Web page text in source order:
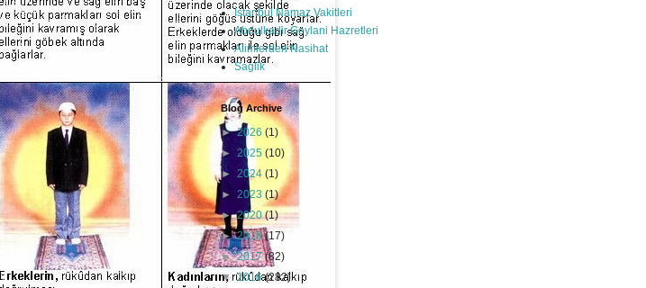
İstanbul Namaz Vakitleri
Abdulkadir Geylani Hazretleri
Alimlerden Nasihat
Saglik
Blog Archive
►2026 (1)
► 2025 (10)
► 2024 (1)
► 2023 (1)
►2020(1)
►2018(17)
►2017(82)
▼2016(282)